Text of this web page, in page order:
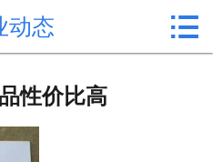
动态 
性价比高